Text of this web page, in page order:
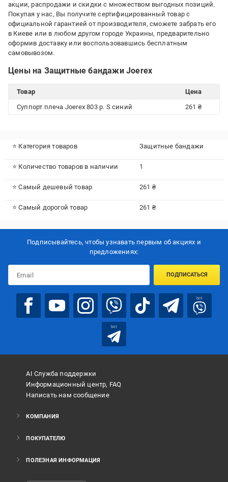
акции, распродажи и скидки с множеством выгодных позиций.
Покупая у нас, Вы получите сертифицированный товар с
официальной гарантией от производителя, сможете забрать его
в Киеве или в любом другом городе Украины, предварительно
оформив доставку или воспользовавшись бесплатным
самовывозом.
Цены на Защитные бандажи Joerex
Товар
Цена
Суппорт плеча Joerex 803 р. S синий
261 ₴
⭐ Категория товаров Защитные бандажи
⭐ Количество товаров в наличии 1
⭐ Самый дешевый товар 261 ₴
⭐ Самый дорогой товар 261 ₴
Подписывайтесь, чтобы узнавать первым об акцияx и
предложениях:
ПОДПИСАТЬСЯ
bot
bot
AI Служба поддержки
Информационный центр, FAQ
Написать нам сообщение
КОМПАНИЯ
ПОКУПАТЕЛЮ
ПОЛЕЗНАЯ ИНФОРМАЦИЯ